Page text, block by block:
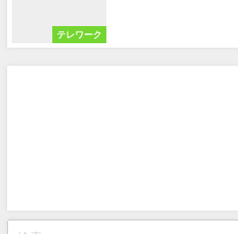
テレワーク